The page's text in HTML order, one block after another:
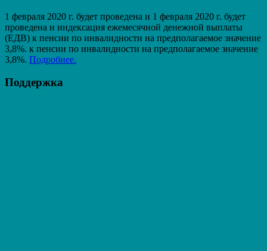
1 февраля 2020 г. будет проведена и 1 февраля 2020 г. будет
проведена и индексация ежемесячной денежной выплаты
(ЕДВ) к пенсии по инвалидности на предполагаемое значение
3,8%. к пенсии по инвалидности на предполагаемое значение
3,8%. Подробнее.
Поддержка